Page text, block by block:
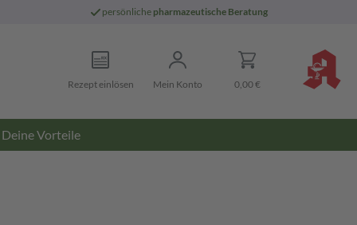
persönliche pharmazeutische Beratung
Rezept einlösen Mein Konto 0,00 €
Deine Vorteile